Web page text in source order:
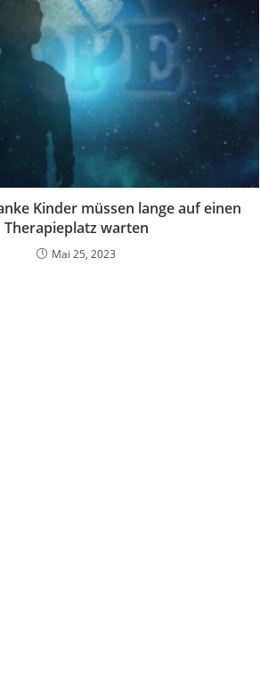
Kinder müssen lange auf einen
Therapieplatz warten
Mai 25, 2023